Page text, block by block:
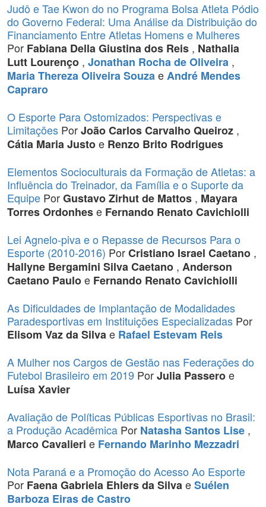
Judô e Tae Kwon do no Programa Bolsa Atleta Pódio
do Governo Federal: Uma Análise da Distribuição do
Financiamento Entre Atletas Homens e Mulheres
Por Fabiana Della Giustina dos Reis , Nathalia
Lutt Lourenço , Jonathan Rocha de Oliveira ,
Maria Thereza Oliveira SouzaeAndré Mendes
Capraro
O Esporte Para Ostomizados: Perspectivas e
Limitações PorJoão Carlos Carvalho Queiroz ,
Cátia Maria Justoe Renzo Brito Rodrigues
Elementos Socioculturais da Formação de Atletas: a
Influência do Treinador, da Família e o Suporte da
Equipe PorGustavo Zirhut de Mattos , Mayara
Torres Ordonhese Fernando Renato Cavichiolli
Lei Agnelo-piva e o Repasse de Recursos Para o
Esporte (2010-2016) PorCristiano Israel Caetano ,
Hallyne Bergamini Silva Caetano , Anderson
Caetano Pauloe Fernando Renato Cavichiolli
As Dificuldades de Implantação de Modalidades
Paradesportivas em Instituições Especializadas Por
Elisom Vaz da Silvae Rafael Estevam Reis
A Mulher nos Cargos de Gestão nas Federações do
Futebol Brasileiro em 2019 PorJulia Passeroe
Luísa Xavier
Avaliação de Políticas Públicas Esportivas no Brasil:
a Produção Acadêmica Por Natasha Santos Lise ,
Marco Cavalieri e Fernando Marinho Mezzadri
Nota Paraná e a Promoção do Acesso Ao Esporte
Por Faena Gabriela Ehlers da SilvaeSuélen
Barboza Eiras de Castro